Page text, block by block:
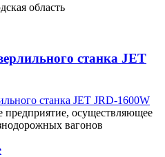
область
станка JET
осуществляющее
вагонов